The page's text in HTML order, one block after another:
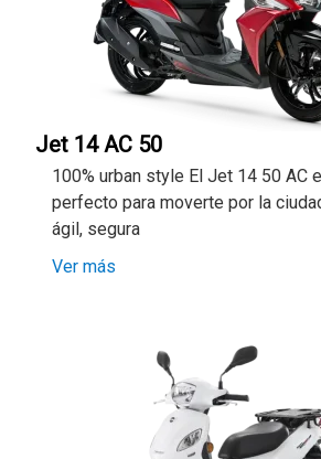
Jet 14 AC 50
100% urban style El Jet 14 50 AC
perfecto para moverte por la
ágil, segura
Ver más